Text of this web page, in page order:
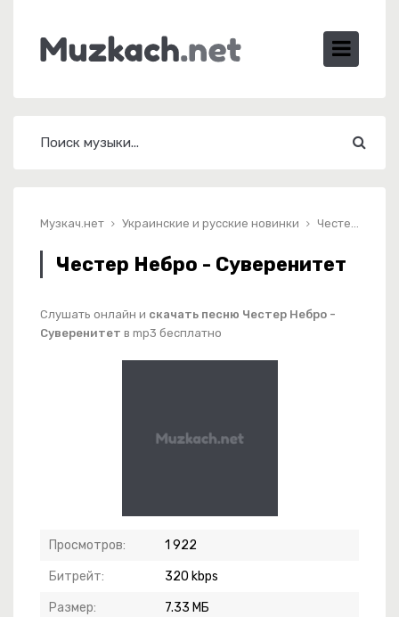
Музкач.нет Украинские и русские новинки Честер Небро - Суверенитет
Честер Небро - Суверенитет
Слушать онлайн и скачать песню Честер Небро -
Суверенитет в mp3 бесплатно
Просмотров: 1 922
Битрейт: 320 kbps
Размер: 7.33 МБ